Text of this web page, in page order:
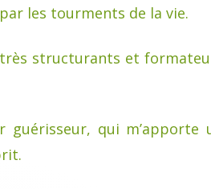
les tourments de la vie.
très structurants et
qui m’apporte